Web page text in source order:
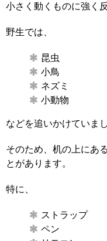
小さく動くものに強く
野生では、
昆虫
小鳥
ネズミ
小動物
などを追いかけていまし
そのため、机の上にあ
とがあります。
特に、
ストラップ
ペン